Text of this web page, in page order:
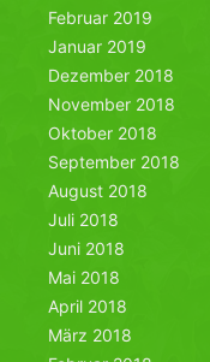
Februar 2019
Januar 2019
Dezember 2018
November 2018
Oktober 2018
September 2018
August 2018
Juli 2018
Juni 2018
Mai 2018
April 2018
März 2018